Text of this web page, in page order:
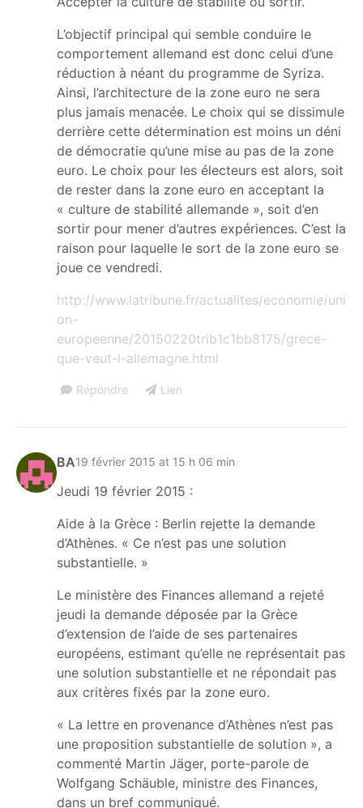
L’objectif principal qui semble conduire le
comportement allemand est donc celui d’une
réduction à néant du programme de Syriza.
Ainsi, l’architecture de la zone euro ne sera
plus jamais menacée. Le choix qui se dissimule
derrière cette détermination est moins un déni
de démocratie qu’une mise au pas de la zone
euro. Le choix pour les électeurs est alors, soit
de rester dans la zone euro en acceptant la
« culture de stabilité allemande », soit d’en
sortir pour mener d’autres expériences. C’est la
raison pour laquelle le sort de la zone euro se
joue ce vendredi.
http://www.latribune.fr/actualites/economie/uni
on-
europeenne/20150220trib1c1bb8175/grece-
que-veut-l-allemagne.html
Répondre Lien
BA19 février 2015 at 15 h 06 min
Jeudi 19 février 2015 :
Aide à la Grèce : Berlin rejette la demande
d’Athènes. « Ce n’est pas une solution
substantielle. »
Le ministère des Finances allemand a rejeté
jeudi la demande déposée par la Grèce
d’extension de l’aide de ses partenaires
européens, estimant qu’elle ne représentait pas
une solution substantielle et ne répondait pas
aux critères fixés par la zone euro.
« La lettre en provenance d’Athènes n’est pas
une proposition substantielle de solution », a
commenté Martin Jäger, porte-parole de
Wolfgang Schäuble, ministre des Finances,
dans un bref communiqué.